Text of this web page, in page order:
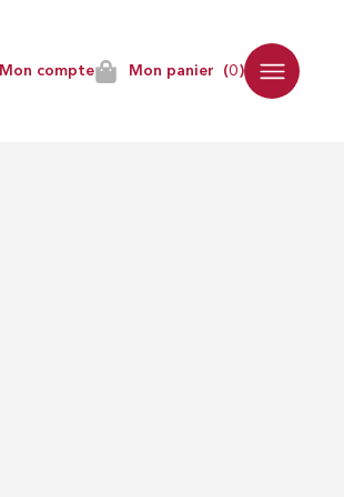
Mon compte Mon panier (0)